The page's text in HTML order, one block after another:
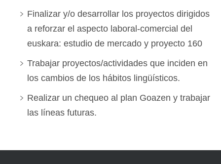
Finalizar y/o desarrollar los proyectos dirigidos
a reforzar el aspecto laboral-comercial del
euskara: estudio de mercado y proyecto 160
Trabajar proyectos/actividades que inciden en
los cambios de los hábitos lingüísticos.
Realizar un chequeo al plan Goazen y trabajar
las líneas futuras.